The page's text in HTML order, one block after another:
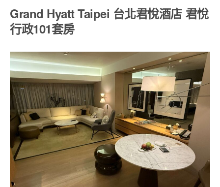
Grand Hyatt Taipei 台北君悅酒店 君悅
行政101套房